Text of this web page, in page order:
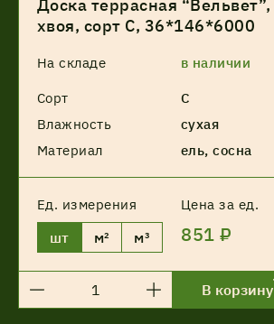
Доска террасная “Вельвет”,
хвоя, сорт С, 36*146*6000
На складе в наличии
Сорт
С
Влажность
сухая
Материал
ель, сосна
Ед. измерения Цена за ед.
шт м² м³ 851 ₽
В корзину